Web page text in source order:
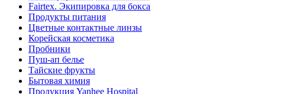
Fairtex. Экипировка для бокса
Продукты питания
Цветные контактные линзы
Корейская косметика
Пробники
Пуш-ап белье
Тайские фрукты
Бытовая химия
Продукция Yanhee Hospital